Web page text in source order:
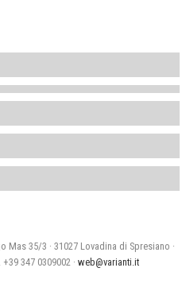
35/3 · 31027 Lovadina di Spresiano ·
+39 347 0309002 · web@varianti.it